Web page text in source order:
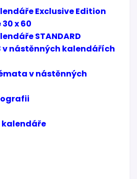
Exclusive Edition
x 60
STANDARD
v nástěnných kalendářích
v nástěnných